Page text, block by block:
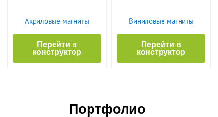
Акриловые магниты
Перейти в
конструктор
Виниловые магниты
Перейти в
конструктор
Портфолио